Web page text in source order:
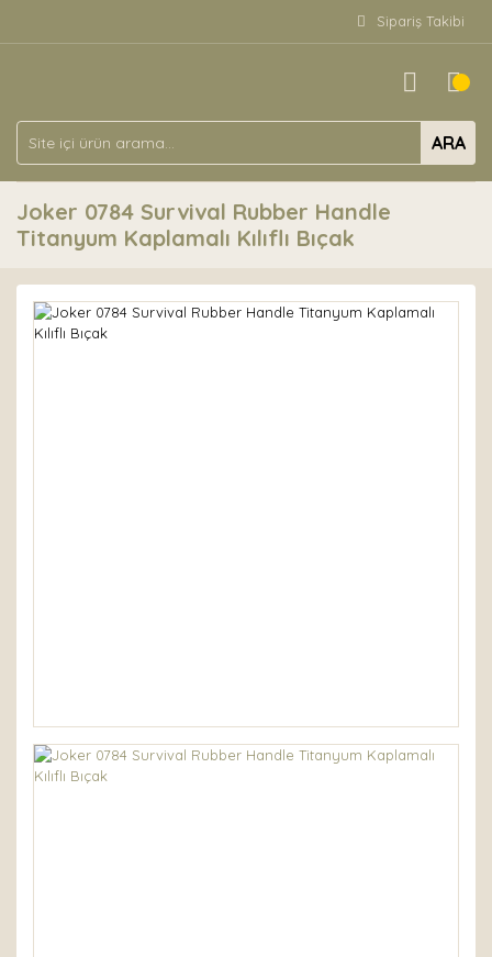
Sipariş Takibi
ARA
Joker 0784 Survival Rubber Handle
Titanyum Kaplamalı Kılıflı Bıçak